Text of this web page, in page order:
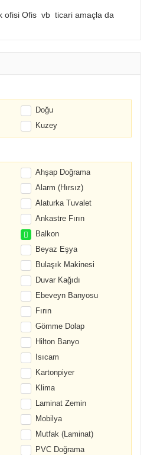
ofisi Ofis vb ticari amaçla da
Doğu
Kuzey
Ahşap Doğrama
Alarm (Hırsız)
Alaturka Tuvalet
Ankastre Fırın
Balkon
Beyaz Eşya
Bulaşık Makinesi
Duvar Kağıdı
Ebeveyn Banyosu
Fırın
Gömme Dolap
Hilton Banyo
Isıcam
Kartonpiyer
Klima
Laminat Zemin
Mobilya
Mutfak (Laminat)
PVC Doğrama